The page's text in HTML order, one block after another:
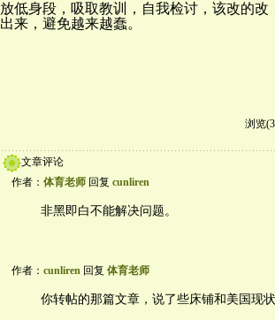
放低身段，吸取教训，自我检讨，该改的
出来，避免越来越蠢。
浏览
文章评论
作者： 体育老师回复 cunliren
非黑即白不能解决问题。
作者： cunliren回复 体育老师
你转帖的那篇文章，说了些床铺和美国现状